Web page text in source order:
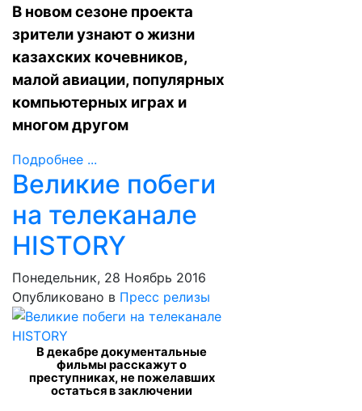
В новом сезоне проекта
зрители узнают о жизни
казахских кочевников,
малой авиации, популярных
компьютерных играх и
многом другом
Подробнее ...
Великие побеги
на телеканале
HISTORY
Понедельник, 28 Ноябрь 2016
Опубликовано в Пресс релизы
В декабре документальные
фильмы расскажут о
преступниках, не пожелавших
остаться в заключении